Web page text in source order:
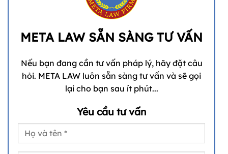
META LAW SẴN SÀNG TƯ VẤN
Nếu bạn đang cần tư vấn pháp lý, hãy đặt câu
hỏi. META LAW luôn sẵn sàng tư vấn và sẽ gọi
lại cho bạn sau ít phút...
Yêu cầu tư vấn